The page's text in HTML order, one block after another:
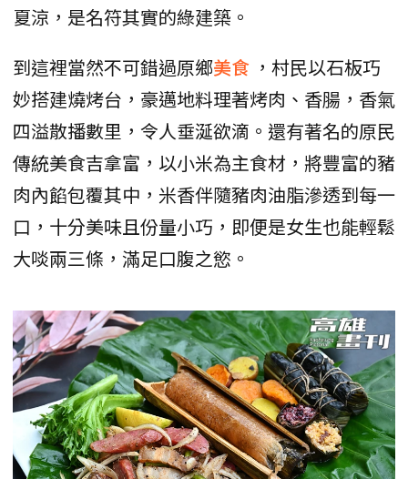
夏涼，是名符其實的綠建築。
到這裡當然不可錯過原鄉美食 ，村民以石板巧
妙搭建燒烤台，豪邁地料理著烤肉、香腸，香氣
四溢散播數里，令人垂涎欲滴。還有著名的原民
傳統美食吉拿富，以小米為主食材，將豐富的豬
肉內餡包覆其中，米香伴隨豬肉油脂滲透到每一
口，十分美味且份量小巧，即便是女生也能輕鬆
大啖兩三條，滿足口腹之慾。